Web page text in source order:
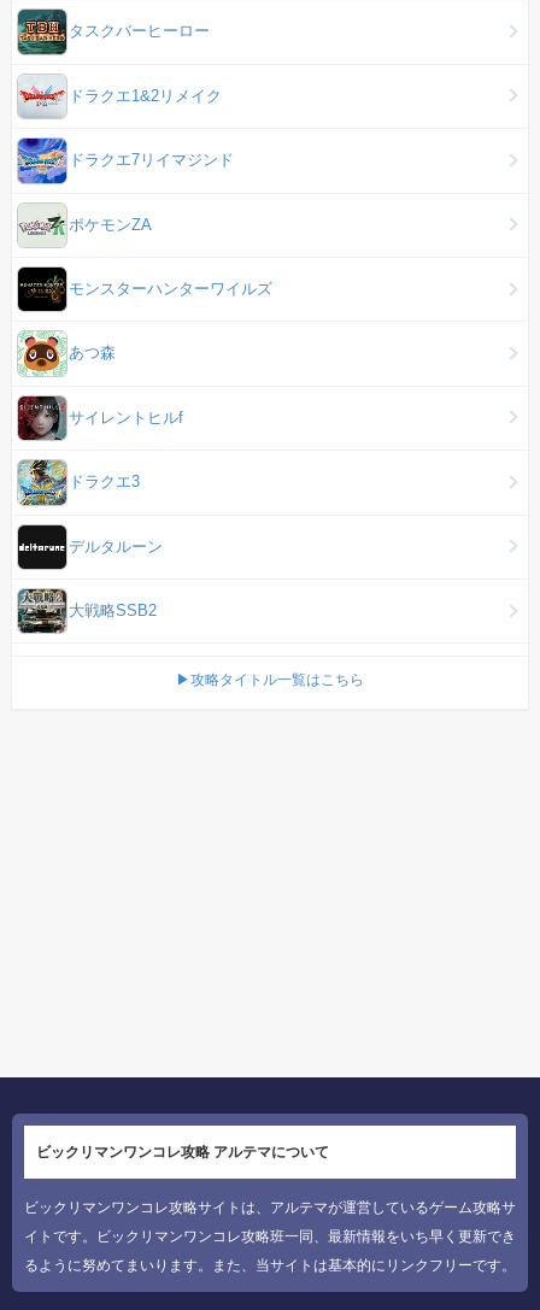
タスクバーヒーロー
ドラクエ1&2リメイク
ドラクエ7リイマジンド
ポケモンZA
モンスターハンターワイルズ
あつ森
サイレントヒルf
ドラクエ3
デルタルーン
大戦略SSB2
▶攻略タイトル一覧はこちら
ビックリマンワンコレ攻略 アルテマについて
ビックリマンワンコレ攻略サイトは、アルテマが運営しているゲーム攻略サ
イトです。ビックリマンワンコレ攻略班一同、最新情報をいち早く更新でき
るように努めてまいります。また、当サイトは基本的にリンクフリーです。